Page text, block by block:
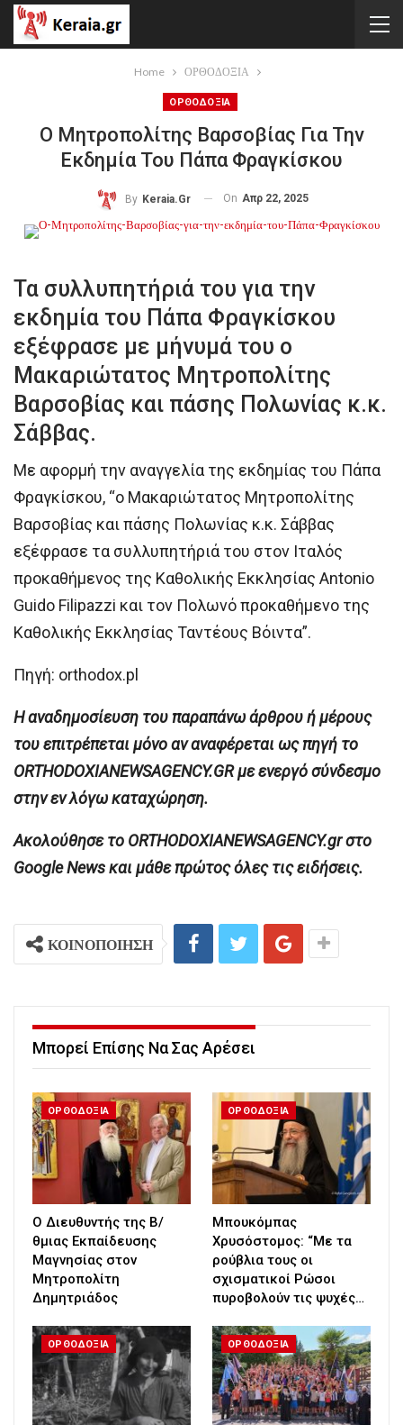
Home ΟΡΘΟΔΟΞΙΑ
ΟΡΘΟΔΟΞΙΑ
Ο Μητροπολίτης Βαρσοβίας Για Την
Εκδημία Του Πάπα Φραγκίσκου
By Keraia.gr On Απρ 22, 2025
Τα συλλυπητήριά του για την
εκδημία του Πάπα Φραγκίσκου
εξέφρασε με μήνυμά του ο
Μακαριώτατος Μητροπολίτης
Βαρσοβίας και πάσης Πολωνίας κ.κ.
Σάββας.
Με αφορμή την αναγγελία της εκδημίας του Πάπα
Φραγκίσκου, “ο Μακαριώτατος Μητροπολίτης
Βαρσοβίας και πάσης Πολωνίας κ.κ. Σάββας
εξέφρασε τα συλλυπητήριά του στον Ιταλός
προκαθήμενος της Καθολικής Εκκλησίας Antonio
Guido Filipazzi και τον Πολωνό προκαθήμενο της
Καθολικής Εκκλησίας Ταντέους Βόιντα”.
Πηγή: orthodox.pl
H αναδημοσίευση του παραπάνω άρθρου ή μέρους
του επιτρέπεται μόνο αν αναφέρεται ως πηγή το
ORTHODOXIANEWSAGENCY.GR με ενεργό σύνδεσμο
στην εν λόγω καταχώρηση.
Ακολούθησε το ORTHODOXIANEWSAGENCY.gr στο
Google News και μάθε πρώτος όλες τις ειδήσεις.
ΚΟΙΝΟΠΟΙΗΣΗ
Μπορεί Επίσης Να Σας Αρέσει
ΟΡΘΟΔΟΞΙΑ
Ο Διευθυντής της Β/
θμιας Εκπαίδευσης
Μαγνησίας στον
Μητροπολίτη
Δημητριάδος
ΟΡΘΟΔΟΞΙΑ
Μπουκόμπας
Χρυσόστομος: “Με τα
ρούβλια τους οι
σχισματικοί Ρώσοι
πυροβολούν τις ψυχές…
ΟΡΘΟΔΟΞΙΑ ΟΡΘΟΔΟΞΙΑ